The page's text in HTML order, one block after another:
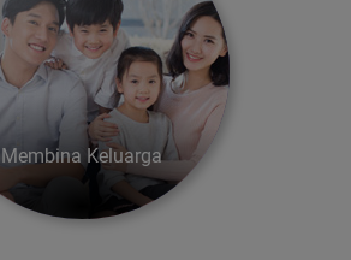
Membina Keluarga